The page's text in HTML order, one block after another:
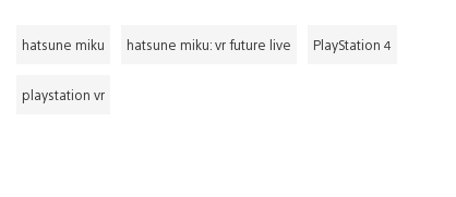
hatsune miku hatsune miku: vr future live PlayStation 4
playstation vr